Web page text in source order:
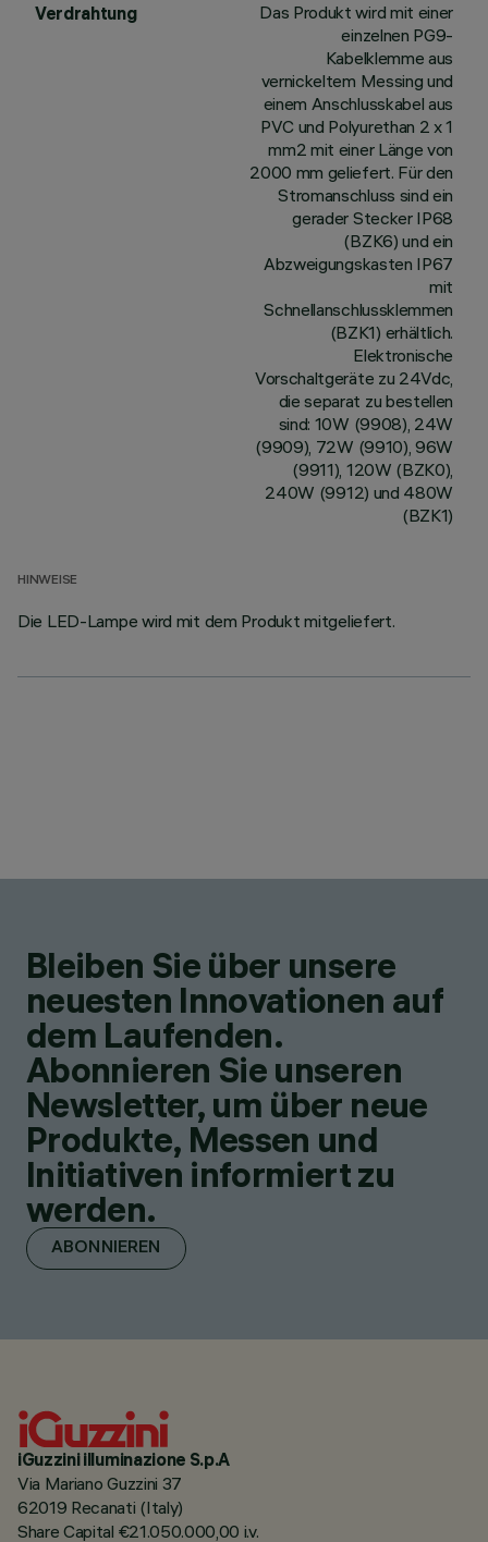
Verdrahtung
Das Produkt wird mit einer
einzelnen PG9-
Kabelklemme aus
vernickeltem Messing und
einem Anschlusskabel aus
PVC und Polyurethan 2 x 1
mm2 mit einer Länge von
2000 mm geliefert. Für den
Stromanschluss sind ein
gerader Stecker IP68
(BZK6) und ein
Abzweigungskasten IP67
mit
Schnellanschlussklemmen
(BZK1) erhältlich.
Elektronische
Vorschaltgeräte zu 24Vdc,
die separat zu bestellen
sind: 10W (9908), 24W
(9909), 72W (9910), 96W
(9911), 120W (BZK0),
240W (9912) und 480W
(BZK1)
HINWEISE
Die LED-Lampe wird mit dem Produkt mitgeliefert.
Bleiben Sie über unsere
neuesten Innovationen auf
dem Laufenden.
Abonnieren Sie unseren
Newsletter, um über neue
Produkte, Messen und
Initiativen informiert zu
werden.
ABONNIEREN
iGuzzini illuminazione S.p.A
Via Mariano Guzzini 37
62019 Recanati (Italy)
Share Capital €21.050.000,00 i.v.